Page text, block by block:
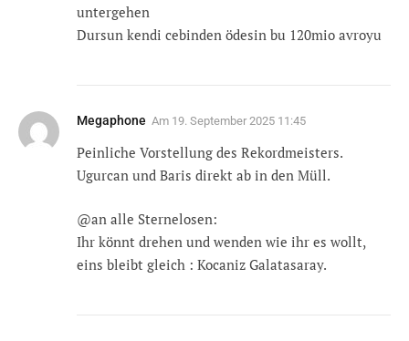
untergehen
Dursun kendi cebinden ödesin bu 120mio avroyu
Megaphone Am 19. September 2025 11:45
Peinliche Vorstellung des Rekordmeisters.
Ugurcan und Baris direkt ab in den Müll.
@an alle Sternelosen:
Ihr könnt drehen und wenden wie ihr es wollt,
eins bleibt gleich : Kocaniz Galatasaray.